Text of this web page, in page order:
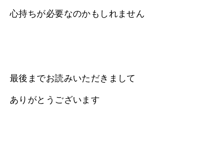
心持ちが必要なのかもしれません
最後までお読みいただきまして
ありがとうございます